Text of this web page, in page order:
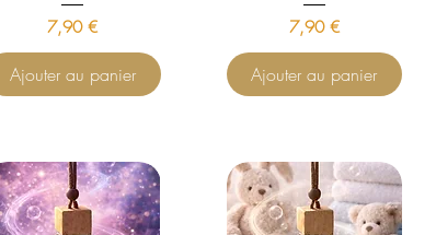
Prix
7,90 €
Ajouter au panier
Prix
7,90 €
Ajouter au panier